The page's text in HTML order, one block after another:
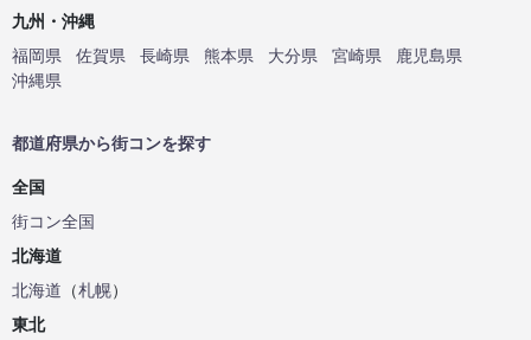
九州・沖縄
福岡県
佐賀県 長崎県 熊本県 大分県 宮崎県
鹿児島県
沖縄県
都道府県から街コンを探す
全国
街コン全国
北海道
北海道 （札幌）
東北